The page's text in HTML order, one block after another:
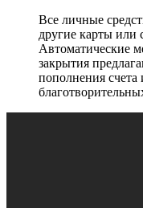
Все личные
другие карты или
Автоматические
закрытия
пополнения